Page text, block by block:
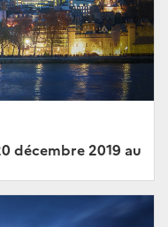
décembre 2019 au